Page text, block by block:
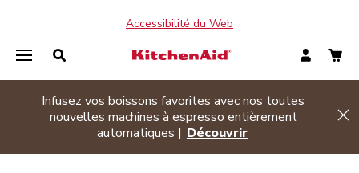
Accessibilité du Web
Promotion d’été| Achetez deux électroménagers
admissibles ou plus et économisez 20 %Magasinez